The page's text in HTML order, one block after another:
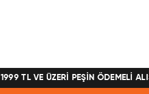
1999 TL VE ÜZERİ PEŞİN ÖDEMELİ